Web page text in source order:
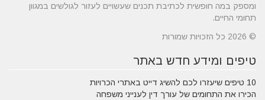
ומספק במה חופשית לכתיבת תכנים שעשויים לעזור לגולשים במגוון
תחומי החיים.
© 2026 כל הזכויות שמורות
טיפים ומידע חדש באתר
10 טיפים שיעזרו לכם להשיג דייט באתרי הכרויות
הכירו את התחומים של עורך דין לענייני משפחה